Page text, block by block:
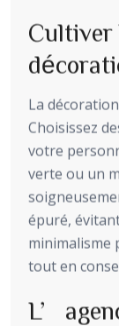
La
Choisissez
votre
verte ou un
épuré,
minimalisme
tout en